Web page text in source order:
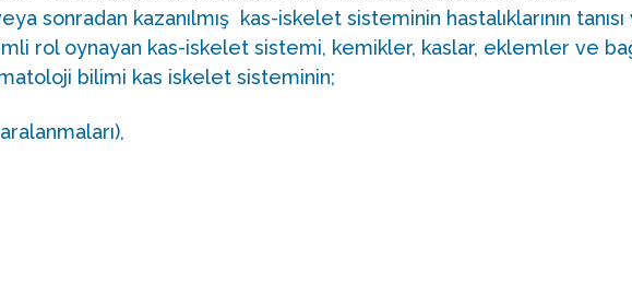
sonradan kazanılmış kas-iskelet sisteminin hastalıklarının
rol oynayan kas-iskelet sistemi, kemikler, kaslar, eklemler ve bağ
bilimi kas iskelet sisteminin;